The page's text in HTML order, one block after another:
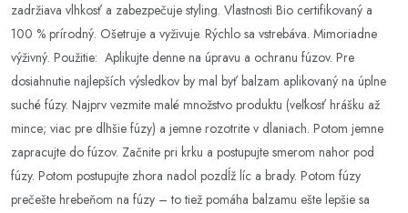
zadržiava vlhkosť a zabezpečuje styling. Vlastnosti Bio certifikovaný a
100 % prírodný. Ošetruje a vyživuje. Rýchlo sa vstrebáva. Mimoriadne
výživný. Použitie: Aplikujte denne na úpravu a ochranu fúzov. Pre
dosiahnutie najlepších výsledkov by mal byť balzam aplikovaný na úplne
suché fúzy. Najprv vezmite malé množstvo produktu (veľkosť hrášku až
mince; viac pre dlhšie fúzy) a jemne rozotrite v dlaniach. Potom jemne
zapracujte do fúzov. Začnite pri krku a postupujte smerom nahor pod
fúzy. Potom postupujte zhora nadol pozdĺž líc a brady. Potom fúzy
prečešte hrebeňom na fúzy – to tiež pomáha balzamu ešte lepšie sa